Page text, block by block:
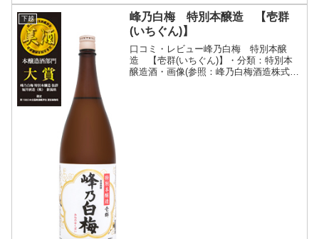
下越
峰乃白梅 特別本醸造 【壱群
(いちぐん)】
口コミ・レビュー峰乃白梅 特別本醸
造 【壱群(いちぐん)】・分類：特別本
醸造酒・画像(参照：峰乃白梅酒造株式会